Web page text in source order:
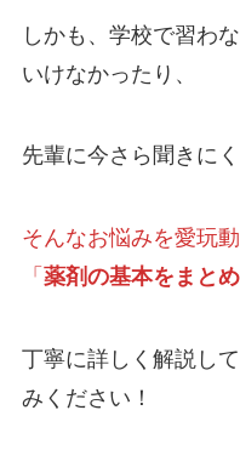
しかも、学校で習わ
いけなかったり、
先輩に今さら聞きに
そんなお悩みを愛玩
「 薬剤の基本をまと
丁寧に詳しく解説し
みください！